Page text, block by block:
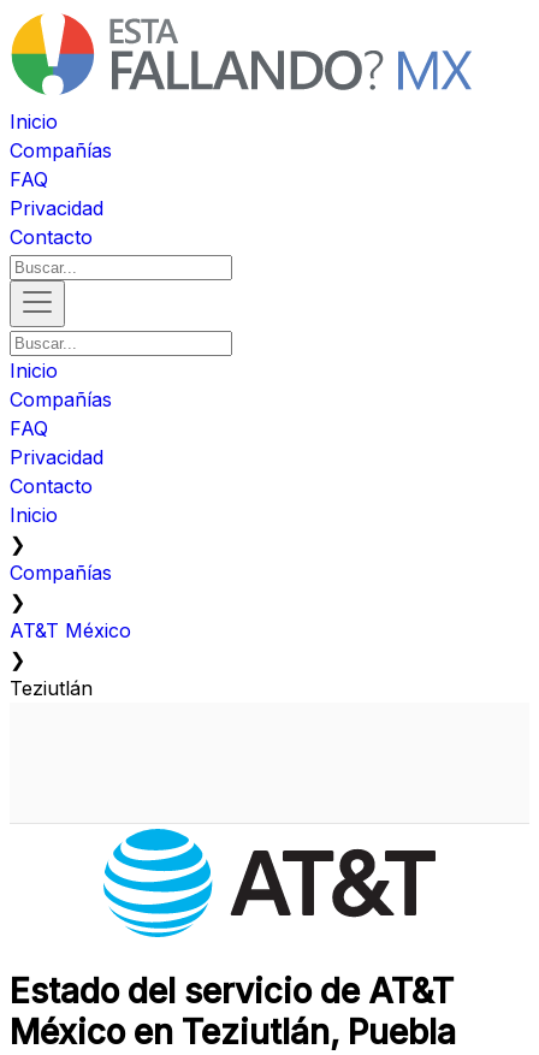
Inicio
Compañías
FAQ
Privacidad
Contacto
Inicio
Compañías
FAQ
Privacidad
Contacto
Inicio
❯
Compañías
❯
AT&T México
❯
Teziutlán
Estado del servicio de AT&T
México en Teziutlán, Puebla